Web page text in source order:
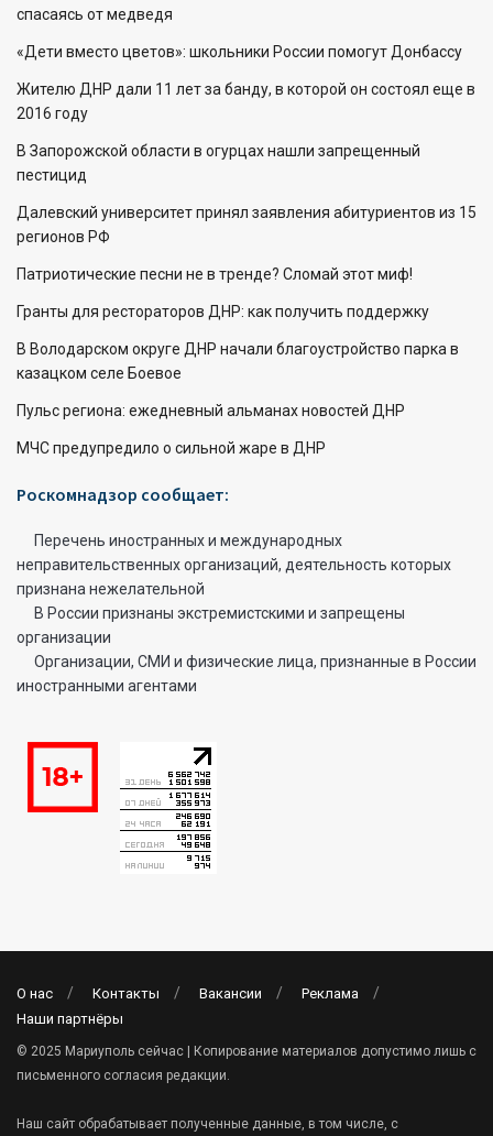
спасаясь от медведя
«Дети вместо цветов»: школьники России помогут Донбассу
Жителю ДНР дали 11 лет за банду, в которой он состоял еще в
2016 году
В Запорожской области в огурцах нашли запрещенный
пестицид
Далевский университет принял заявления абитуриентов из 15
регионов РФ
Патриотические песни не в тренде? Сломай этот миф!
Гранты для рестораторов ДНР: как получить поддержку
В Володарском округе ДНР начали благоустройство парка в
казацком селе Боевое
Пульс региона: ежедневный альманах новостей ДНР
МЧС предупредило о сильной жаре в ДНР
Роскомнадзор сообщает:
Перечень иностранных и международных
неправительственных организаций, деятельность которых
признана нежелательной
В России признаны экстремистскими и запрещены
организации
Организации, СМИ и физические лица, признанные в России
иностранными агентами
О нас Контакты Вакансии
Реклама
Наши партнёры
© 2025 Мариуполь сейчас | Копирование материалов допустимо лишь с
письменного согласия редакции.
Наш сайт обрабатывает полученные данные, в том числе, с